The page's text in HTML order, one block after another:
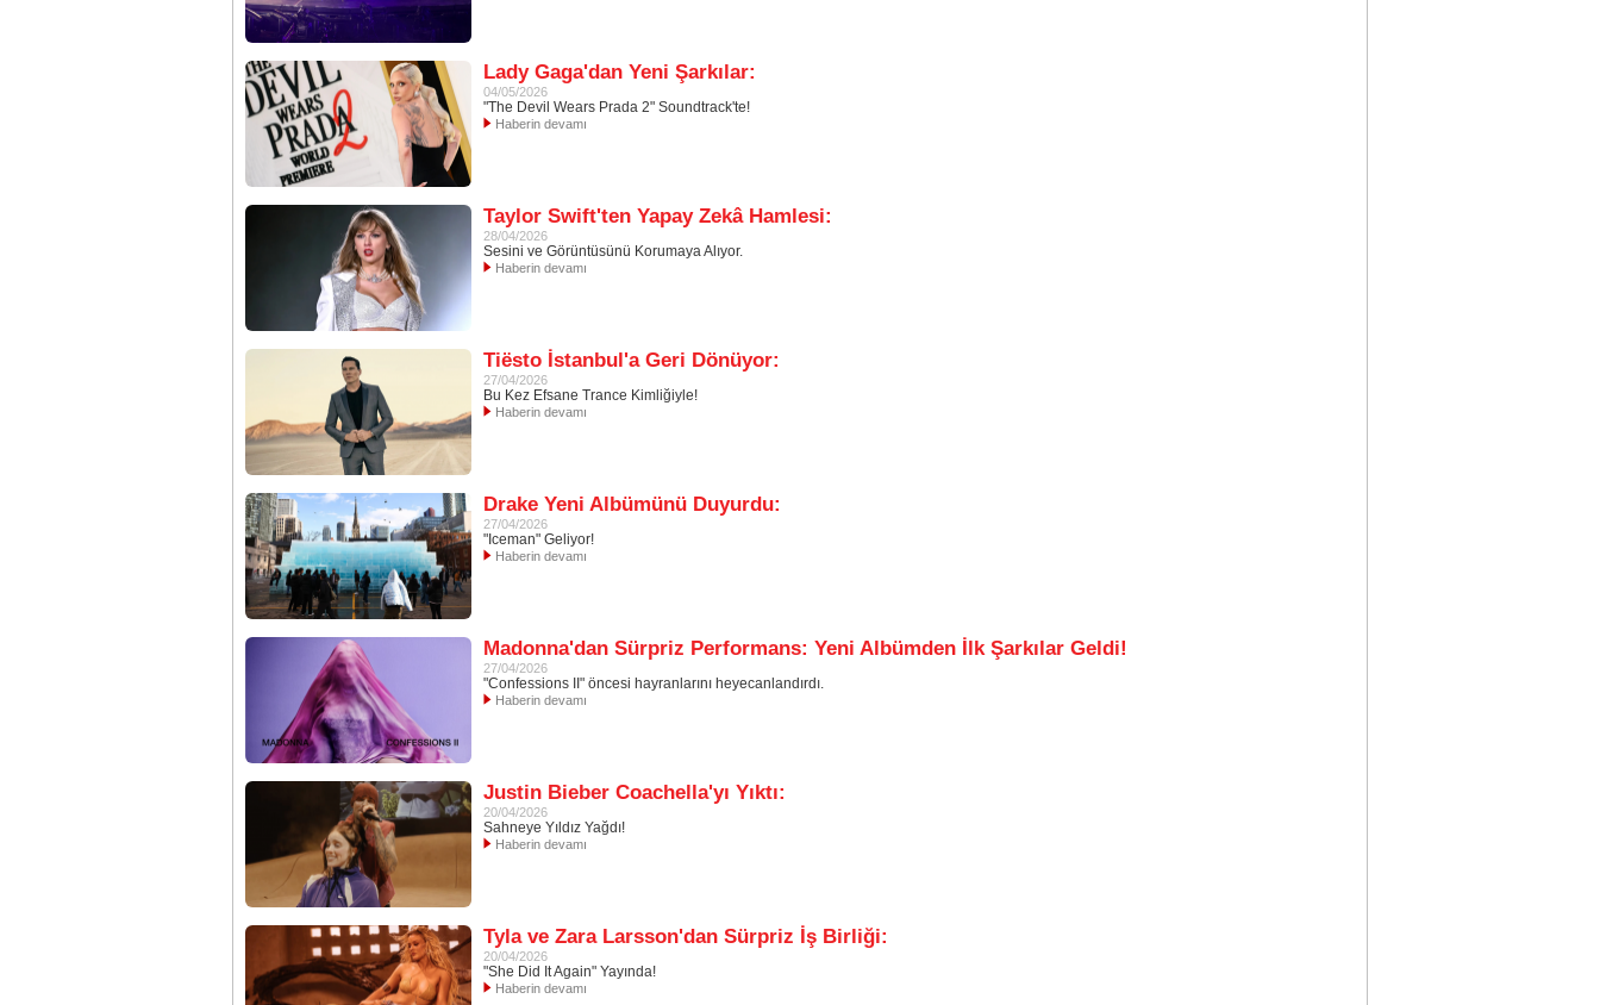
Lady Gaga'dan Yeni Şarkılar:
04/05/2026
"The Devil Wears Prada 2" Soundtrack'te!
Haberin devamı
Taylor Swift'ten Yapay Zekâ Hamlesi:
28/04/2026
Sesini ve Görüntüsünü Korumaya Alıyor.
Haberin devamı
Tiësto İstanbul'a Geri Dönüyor:
27/04/2026
Bu Kez Efsane Trance Kimliğiyle!
Haberin devamı
Drake Yeni Albümünü Duyurdu:
27/04/2026
"Iceman" Geliyor!
Haberin devamı
Madonna'dan Sürpriz Performans: Yeni Albümden İlk Şarkılar Geldi!
27/04/2026
"Confessions II" öncesi hayranlarını heyecanlandırdı.
Haberin devamı
Justin Bieber Coachella'yı Yıktı:
20/04/2026
Sahneye Yıldız Yağdı!
Haberin devamı
Tyla ve Zara Larsson'dan Sürpriz İş Birliği:
20/04/2026
"She Did It Again" Yayında!
Haberin devamı